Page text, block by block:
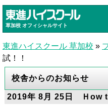
草加校 オフィシャルサイト
東進ハイスクール 草加校 »
試！！
校舎からのお知らせ
2019年 8月 25日 Ｈow